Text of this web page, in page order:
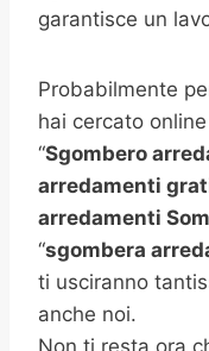
garantisce un
Probabilmente
hai cercato
“Sgombero
arredamenti
arredamenti
“sgombera
ti usciranno
anche noi.
Non ti resta ora